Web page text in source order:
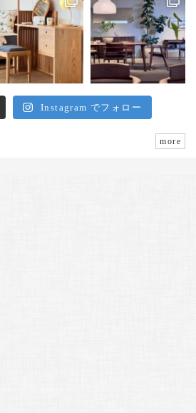
Instagram でフォロー
more